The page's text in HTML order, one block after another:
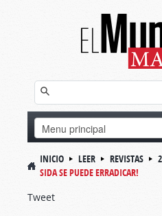
INICIO LEER REVISTAS
SIDA SE PUEDE ERRADICAR!
Tweet